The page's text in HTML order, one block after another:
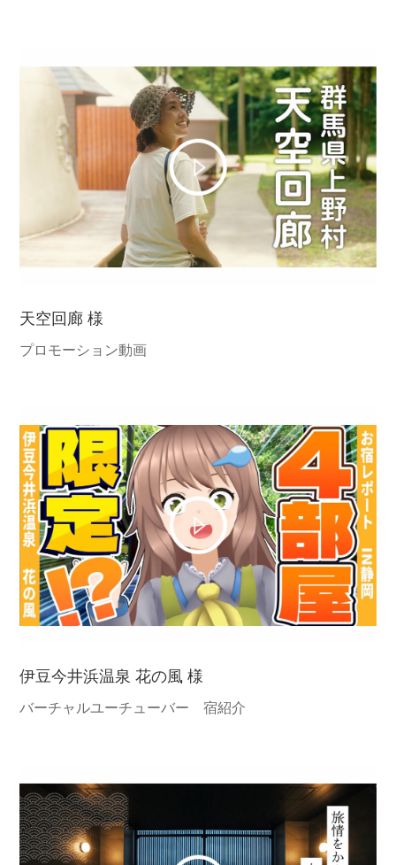
天空回廊 様
プロモーション動画
伊豆今井浜温泉 花の風 様
バーチャルユーチューバー 宿紹介